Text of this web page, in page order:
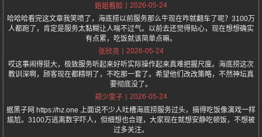
姐姐看脸
2026-05-24
哈哈哈看完这文章我笑喷了，海底捞以前服务那么牛现在咋就翻车了呢？3100万
人都跑了，肯定是服务太黏糊让人喘不过气。以前去还觉得贴心，现在想想确实
有点累，吃饭就该简单点嘛。
张欣尧
2026-05-24
哎这事闹得挺大，极致服务听起来好听实际操作起来真难把握尺度。海底捞这次
教训深啊，顾客现在都精明了，不吃那一套了。希望他们改改策略，不然神坛真
要彻底没了。
郑少雯子
2026-05-24
据黑子网 https://hz.one 上面说不少人吐槽海底捞服务过头，搞得吃饭像演戏一样
尴尬。3100万逃离数字吓人，但细想也合理，大家现在就想安静吃顿饭，不想被
过多关注。